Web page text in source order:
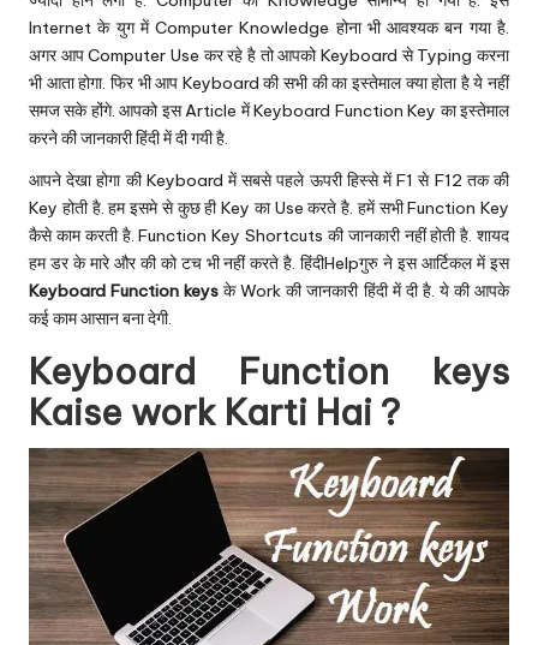
m
Internet के युग में Computer Knowledge होना भी आवश्यक बन गया है.
अगर आप Computer Use कर रहे है तो आपको Keyboard से Typing करना
भी आता होगा. फिर भी आप Keyboard की सभी की का इस्तेमाल क्या होता है ये नहीं
समज सके होंगे. आपको इस Article में Keyboard Function Key का इस्तेमाल
करने की जानकारी हिंदी में दी गयी है.
आपने देखा होगा की Keyboard में सबसे पहले ऊपरी हिस्से में F1 से F12 तक की
Key होती है. हम इसमे से कुछ ही Key का Use करते है. हमें सभी Function Key
कैसे काम करती है. Function Key Shortcuts की जानकारी नहीं होती है. शायद
हम डर के मारे और की को टच भी नहीं करते है. हिंदीHelpगुरु ने इस आर्टिकल में इस
Keyboard Function keys के Work की जानकारी हिंदी में दी है. ये की आपके
कई काम आसान बना देगी.
Keyboard Function keys
Kaise work Karti Hai ?